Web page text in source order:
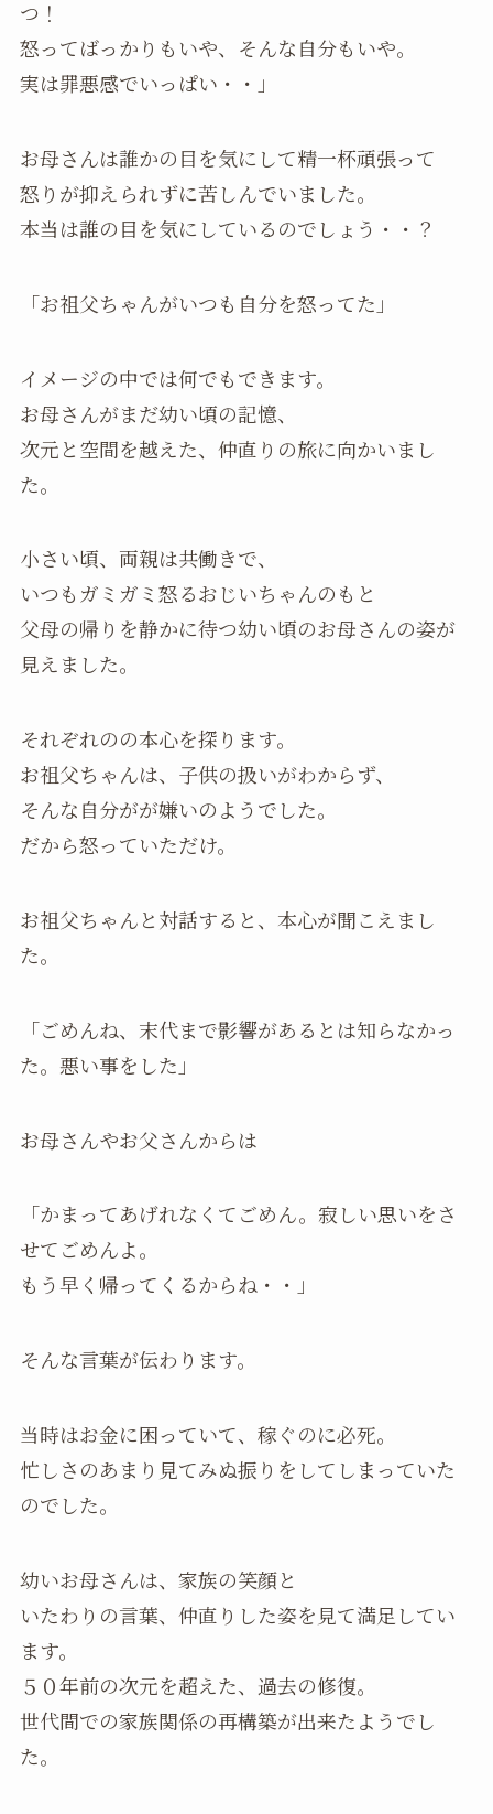
つ！
怒ってばっかりもいや、そんな自分もいや。
実は罪悪感でいっぱい・・」
お母さんは誰かの目を気にして精一杯頑張って
怒りが抑えられずに苦しんでいました。
本当は誰の目を気にしているのでしょう・・？
「お祖父ちゃんがいつも自分を怒ってた」
イメージの中では何でもできます。
お母さんがまだ幼い頃の記憶、
次元と空間を越えた、仲直りの旅に向かいまし
た。
小さい頃、両親は共働きで、
いつもガミガミ怒るおじいちゃんのもと
父母の帰りを静かに待つ幼い頃のお母さんの姿が
見えました。
それぞれのの本心を探ります。
お祖父ちゃんは、子供の扱いがわからず、
そんな自分がが嫌いのようでした。
だから怒っていただけ。
お祖父ちゃんと対話すると、本心が聞こえまし
た。
「ごめんね、末代まで影響があるとは知らなかっ
た。悪い事をした」
お母さんやお父さんからは
「かまってあげれなくてごめん。寂しい思いをさ
せてごめんよ。
もう早く帰ってくるからね・・」
そんな言葉が伝わります。
当時はお金に困っていて、稼ぐのに必死。
忙しさのあまり見てみぬ振りをしてしまっていた
のでした。
幼いお母さんは、家族の笑顔と
いたわりの言葉、仲直りした姿を見て満足してい
ます。
５０年前の次元を超えた、過去の修復。
世代間での家族関係の再構築が出来たようでし
た。